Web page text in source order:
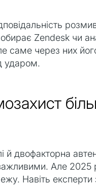
Zendesk чи
саме через них
ударом.
й двофакторна
Але 2025
Навіть експерти